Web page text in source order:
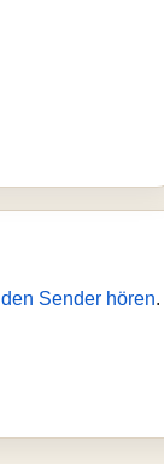
den Sender hören.